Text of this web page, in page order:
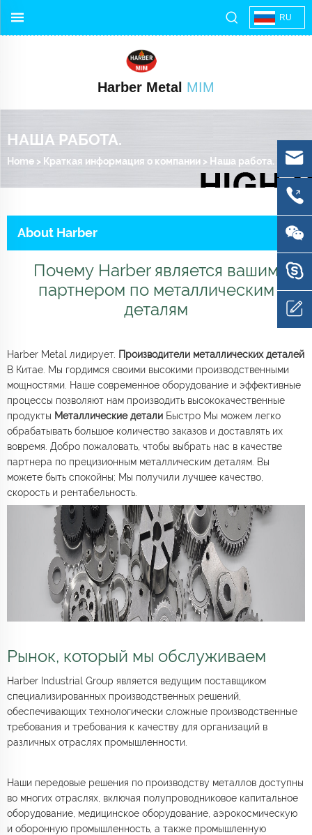
RU
Harber Metal MIM
НАША РАБОТА.
Home > Краткая информация о компании > Наша работа.
About Harber
Почему Harber является вашим
партнером по металлическим
деталям
Harber Metal лидирует. Производители металлических деталей
В Китае. Мы гордимся своими высокими производственными
мощностями. Наше современное оборудование и эффективные
процессы позволяют нам производить высококачественные
продукты Металлические детали Быстро Мы можем легко
обрабатывать большое количество заказов и доставлять их
вовремя. Добро пожаловать, чтобы выбрать нас в качестве
партнера по прецизионным металлическим деталям. Вы
можете быть спокойны; Мы получили лучшее качество,
скорость и рентабельность.
Рынок, который мы обслуживаем
Harber Industrial Group является ведущим поставщиком
специализированных производственных решений,
обеспечивающих технологически сложные производственные
требования и требования к качеству для организаций в
различных отраслях промышленности.
Наши передовые решения по производству металлов доступны
во многих отраслях, включая полупроводниковое капитальное
оборудование, медицинское оборудование, аэрокосмическую
и оборонную промышленность, а также промышленную